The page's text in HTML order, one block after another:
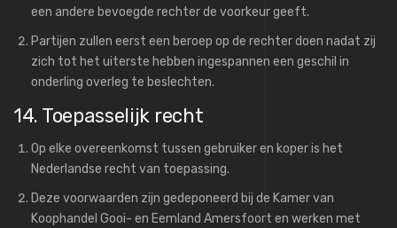
een andere bevoegde rechter de voorkeur geeft.
Partijen zullen eerst een beroep op de rechter doen nadat zij
zich tot het uiterste hebben ingespannen een geschil in
onderling overleg te beslechten.
14. Toepasselijk recht
Op elke overeenkomst tussen gebruiker en koper is het
Nederlandse recht van toepassing.
Deze voorwaarden zijn gedeponeerd bij de Kamer van
Koophandel Gooi- en Eemland Amersfoort en werken met